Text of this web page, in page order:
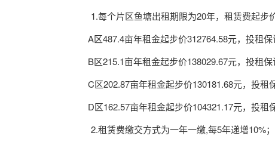
1.每个片区鱼塘出租期限为20年，租赁费起步
A区487.4亩年租金起步价312764.58元，投租保
B区215.1亩年租金起步价138029.67元，投租保
C区202.87亩年租金起步价130181.68元，投租
D区162.57亩年租金起步价104321.17元，投租
2.租赁费缴交方式为一年一缴,每5年递增10%；